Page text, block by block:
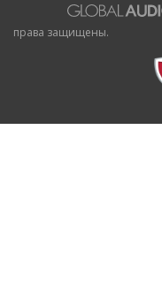
права защищены.